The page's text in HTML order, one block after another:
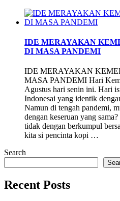
IDE MERAYAKAN
DI MASA PANDEMI
IDE MERAYAKAN
MASA PANDEMI Hari
Agustus hari senin ini. Hari
Indonesai yang identik
Namun di tengah pandemi,
dengan keseruan yang
tidak dengan berkumpul
kita si pencinta kopi …
Search
Recent Posts